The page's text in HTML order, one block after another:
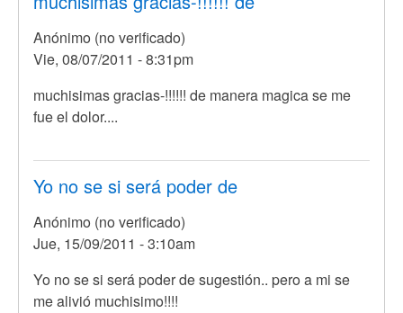
por
Anónimo
verificado)
Anónimo (no verificado)
Vie, 08/07/2011 - 8:31pm
muchisimas gracias-!!!!!! de manera magica se me
fue el dolor....
Yo no se si será poder de
Anónimo (no verificado)
Jue, 15/09/2011 - 3:10am
Yo no se si será poder de sugestión.. pero a mi se
me alivió muchisimo!!!!